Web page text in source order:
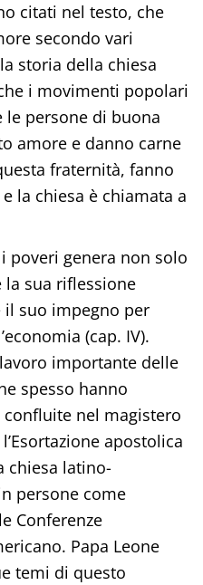
citati nel testo, che
secondo vari
storia della chiesa
i movimenti popolari
le persone di buona
amore e danno carne
fraternità, fanno
la chiesa è chiamata a
poveri genera non solo
la sua riflessione
il suo impegno per
(cap. IV).
importante delle
spesso hanno
nel magistero
apostolica
chiesa latino-
persone come
Conferenze
Papa Leone
temi di questo